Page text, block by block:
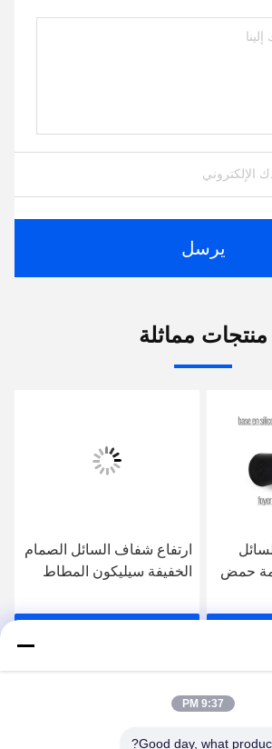
يرسل
منتجات مماثلة
حمض
سعر
ارتفاع شفاف السائل الصمام
الخفيفة سيليكون المطاط
الكراك
9:37 PM
Good day, what